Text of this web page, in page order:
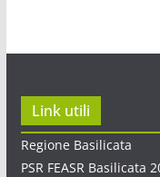
Link utili
Regione Basilicata
PSR FEASR Basilicata